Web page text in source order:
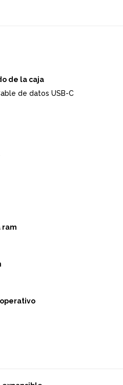
de la caja
de datos USB-C
ram